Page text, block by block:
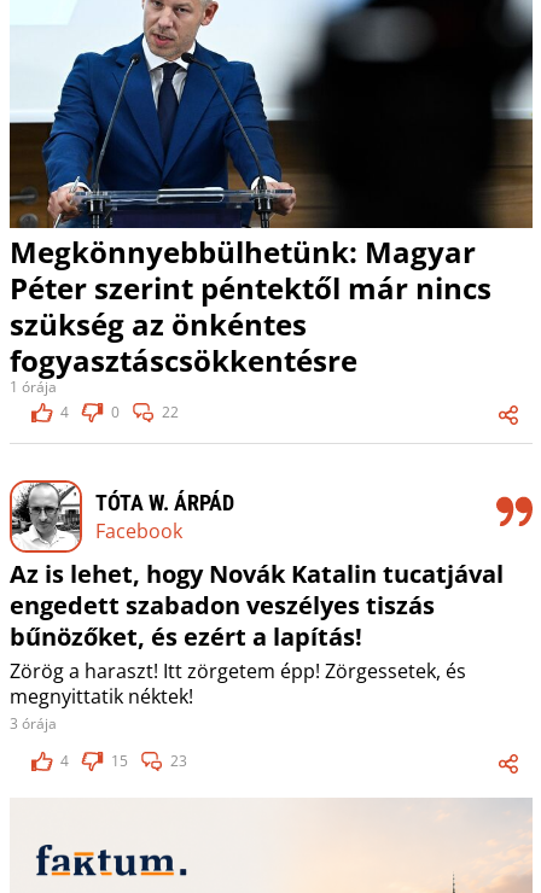
Megkönnyebbülhetünk: Magyar
Péter szerint péntektől már nincs
szükség az önkéntes
fogyasztáscsökkentésre
1 órája
4
0 22
TÓTA W. ÁRPÁD
Facebook
Az is lehet, hogy Novák Katalin tucatjával
engedett szabadon veszélyes tiszás
bűnözőket, és ezért a lapítás!
Zörög a haraszt! Itt zörgetem épp! Zörgessetek, és
megnyittatik néktek!
3 órája
4
15 23